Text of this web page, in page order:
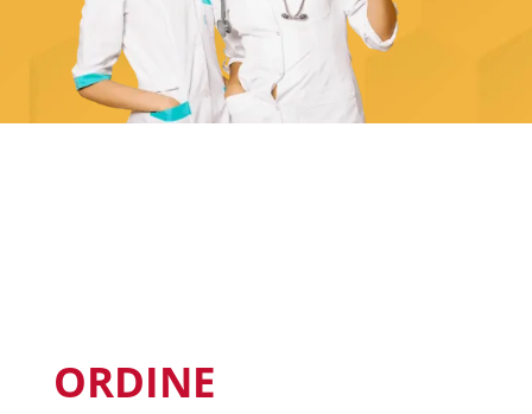
ORDINE